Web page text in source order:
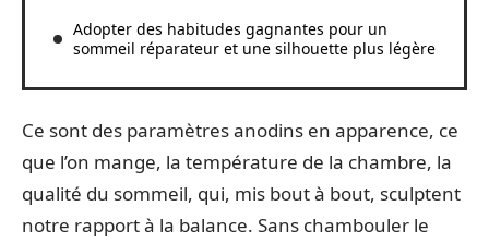
Adopter des habitudes gagnantes pour un
sommeil réparateur et une silhouette plus légère
Ce sont des paramètres anodins en apparence, ce
que l’on mange, la température de la chambre, la
qualité du sommeil, qui, mis bout à bout, sculptent
notre rapport à la balance. Sans chambouler le